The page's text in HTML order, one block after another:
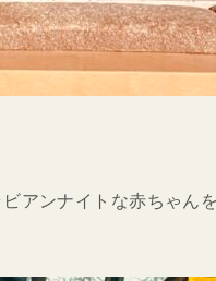
アンナイトな赤ちゃん